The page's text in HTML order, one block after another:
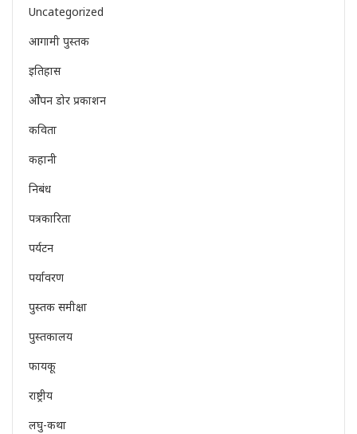
Uncategorized
आगामी पुस्तक
इतिहास
ओेपन डोर प्रकाशन
कविता
कहानी
निबंध
पत्रकारिता
पर्यटन
पर्यावरण
पुस्तक समीक्षा
पुस्तकालय
फायकू
राष्ट्रीय
लघु-कथा